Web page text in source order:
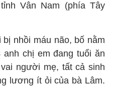
Vân Nam (phía Tây
nhồi máu não, bố nằm
anh chị em đang tuổi ăn
người mẹ, tất cả sinh
lương ít ỏi của bà Lâm.